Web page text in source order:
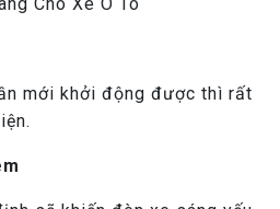
mới khởi động được thì rất